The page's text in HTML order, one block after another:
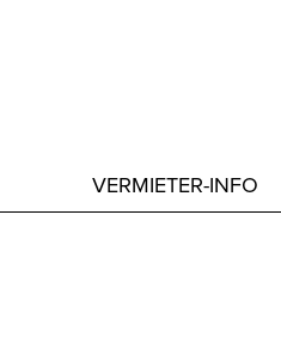
VERMIETER-INFO